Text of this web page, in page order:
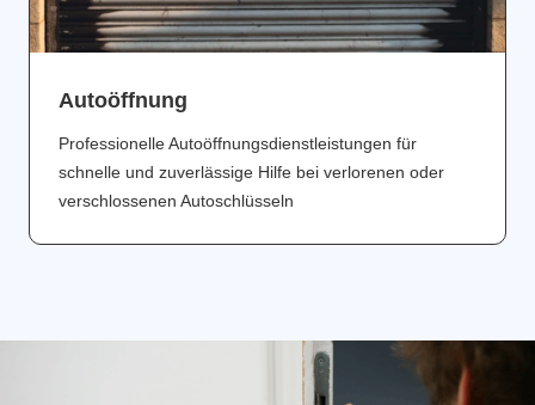
Аutoöffnung
Professionelle Autoöffnungsdienstleistungen für
schnelle und zuverlässige Hilfe bei verlorenen oder
verschlossenen Autoschlüsseln